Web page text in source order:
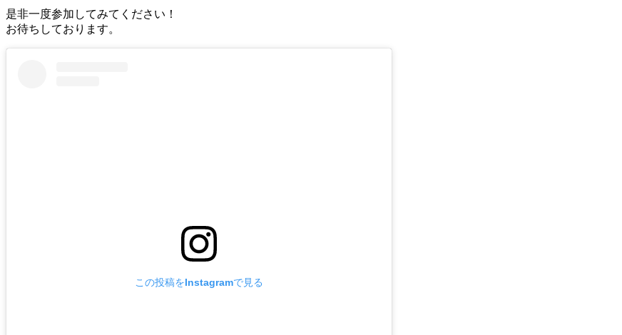
是非一度参加してみてください！
お待ちしております。
この投稿をInstagramで見る